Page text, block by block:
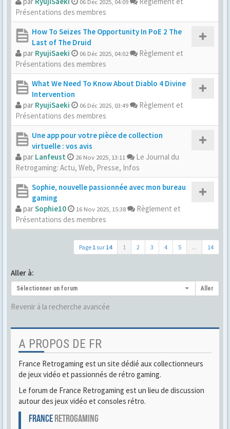
Présentations des membres
How To Seizes The Opportunity In PoE 2 The
Last of The Druid
par RyujiSaeki 06 Déc 2025, 04:02
Règlement et
Présentations des membres
What We Need To Know About Diablo 4 Divine
Intervention
par RyujiSaeki 06 Déc 2025, 03:49
Règlement et
Présentations des membres
Une app pour votre pièce de collection
virtuelle : vos avis
par Lanfeust 26 Nov 2025, 13:11
Le Journal du
Retrogaming: Actu, Web, Presse, Infos
Sophie, nouvelle passionnée avec mon bureau
gaming
parSophie10 16 Nov 2025, 15:38
Règlement et
Présentations des membres
Page 1 sur 14 1 2 3 4 5 ... 14
Aller à:
Sélectionner un forum Aller
Revenir à la recherche avancée
A PROPOS DE FR
France Retrogaming est un site dédié aux collectionneurs
de jeux vidéo et passionnés de rétro gaming.
Le forum de France Retrogaming est un lieu de discussion
autour des jeux vidéo et consoles rétro.
FRANCERETROGAMING